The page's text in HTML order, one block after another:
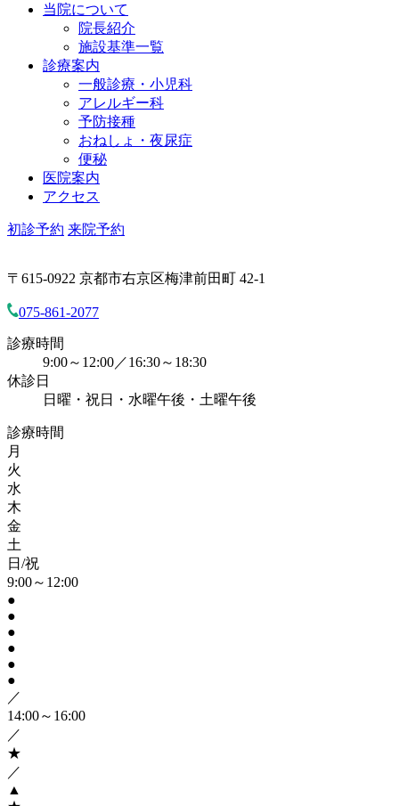
当院について
院長紹介
施設基準一覧
診療案内
一般診療・小児科
アレルギー科
予防接種
おねしょ・夜尿症
便秘
医院案内
アクセス
初診予約 来院予約
〒615-0922 京都市右京区梅津前田町 42-1
075-861-2077
診療時間
9:00～12:00／16:30～18:30
休診日
日曜・祝日・水曜午後・土曜午後
診療時間
月
火
水
木
金
土
日/祝
9:00～12:00
●
●
●
●
●
●
／
14:00～16:00
／
★
／
▲